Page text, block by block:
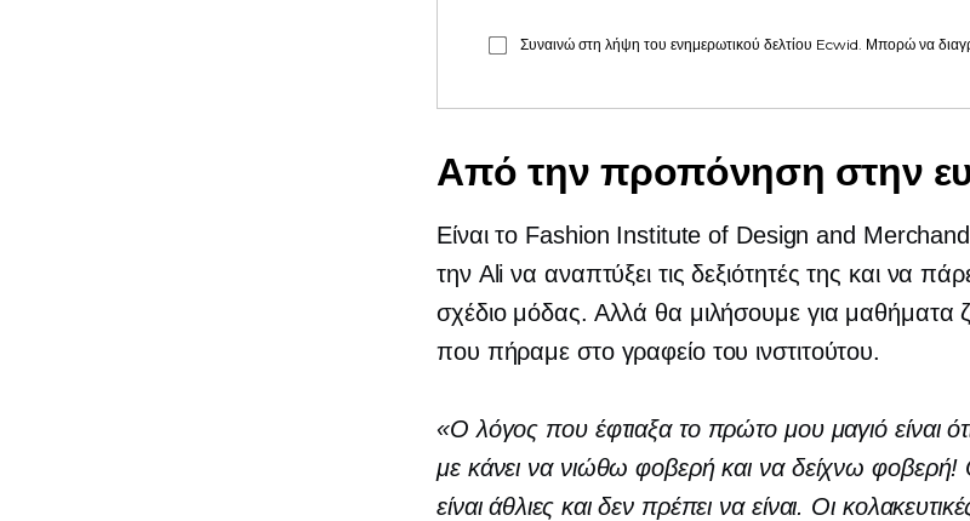
Συναινώ στη λήψη του ενημερωτικού δελτίου Ecwid. Μπορώ να
Από την προπόνηση στην
Είναι το Fashion Institute of Design and
την Ali να αναπτύξει τις δεξιότητές της και να
σχέδιο μόδας. Αλλά θα μιλήσουμε για μαθήματα
που πήραμε στο γραφείο του ινστιτούτου.
«Ο λόγος που έφτιαξα το πρώτο μου μαγιό είναι
με κάνει να νιώθω φοβερή και να δείχνω φοβερή!
είναι άθλιες και δεν πρέπει να είναι. Οι